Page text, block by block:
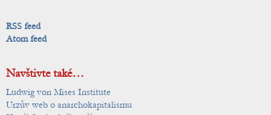
RSS feed
Atom feed
Navštivte také…
Ludwig von Mises Institute
Urzův web o anarchokapitalismu